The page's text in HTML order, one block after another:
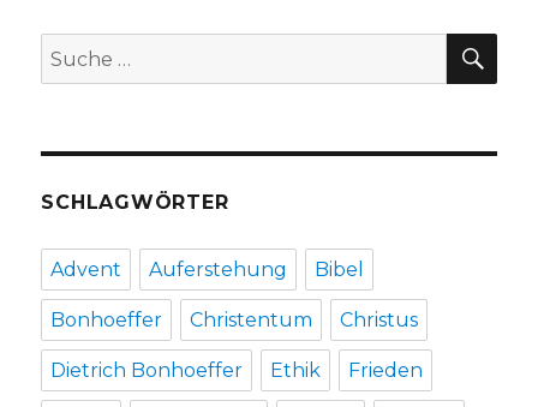
Suche
nach:
SCHLAGWÖRTER
Advent Auferstehung Bibel
Bonhoeffer Christentum Christus
Dietrich Bonhoeffer Ethik Frieden